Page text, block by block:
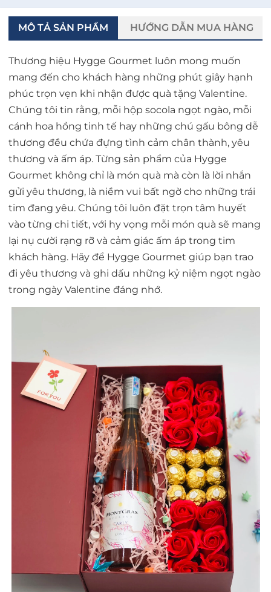
MÔ TẢ SẢN PHẨM HƯỚNG DẪN MUA HÀNG
Thương hiệu Hygge Gourmet luôn mong muốn
mang đến cho khách hàng những phút giây hạnh
phúc trọn vẹn khi nhận được quà tặng Valentine.
Chúng tôi tin rằng, mỗi hộp socola ngọt ngào, mỗi
cánh hoa hồng tinh tế hay những chú gấu bông dễ
thương đều chứa đựng tình cảm chân thành, yêu
thương và ấm áp. Từng sản phẩm của Hygge
Gourmet không chỉ là món quà mà còn là lời nhắn
gửi yêu thương, là niềm vui bất ngờ cho những trái
tim đang yêu. Chúng tôi luôn đặt trọn tâm huyết
vào từng chi tiết, với hy vọng mỗi món quà sẽ mang
lại nụ cười rạng rỡ và cảm giác ấm áp trong tim
khách hàng. Hãy để Hygge Gourmet giúp bạn trao
đi yêu thương và ghi dấu những kỷ niệm ngọt ngào
trong ngày Valentine đáng nhớ.